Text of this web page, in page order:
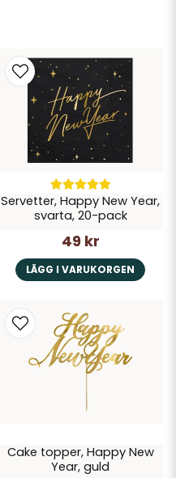
Servetter, Happy New Year,
svarta, 20-pack
49 kr
LÄGG I VARUKORGEN
Cake topper, Happy New
Year, guld